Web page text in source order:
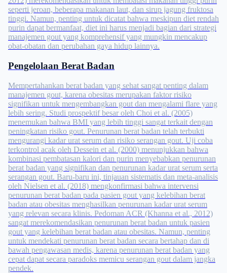
seperti jeroan, beberapa makanan laut, dan sirup jagung fruktosa
tinggi. Namun, penting untuk dicatat bahwa meskipun diet rendah
purin dapat bermanfaat, diet ini harus menjadi bagian dari strategi
manajemen gout yang komprehensif yang mungkin mencakup
obat-obatan dan perubahan gaya hidup lainnya.
Pengelolaan Berat Badan
Mempertahankan berat badan yang sehat sangat penting dalam
manajemen gout, karena obesitas merupakan faktor risiko
signifikan untuk mengembangkan gout dan mengalami flare yang
lebih sering. Studi prospektif besar oleh Choi et al. (2005)
menemukan bahwa BMI yang lebih tinggi sangat terkait dengan
peningkatan risiko gout. Penurunan berat badan telah terbukti
mengurangi kadar urat serum dan risiko serangan gout. Uji coba
terkontrol acak oleh Dessein et al. (2000) menunjukkan bahwa
kombinasi pembatasan kalori dan purin menyebabkan penurunan
berat badan yang signifikan dan penurunan kadar urat serum serta
serangan gout. Baru-baru ini, tinjauan sistematis dan meta-analisis
oleh Nielsen et al. (2018) mengkonfirmasi bahwa intervensi
penurunan berat badan pada pasien gout yang kelebihan berat
badan atau obesitas menghasilkan penurunan kadar urat serum
yang relevan secara klinis. Pedoman ACR (Khanna et al., 2012)
sangat merekomendasikan penurunan berat badan untuk pasien
gout yang kelebihan berat badan atau obesitas. Namun, penting
untuk mendekati penurunan berat badan secara bertahap dan di
bawah pengawasan medis, karena penurunan berat badan yang
cepat dapat secara paradoks memicu serangan gout dalam jangka
pendek.